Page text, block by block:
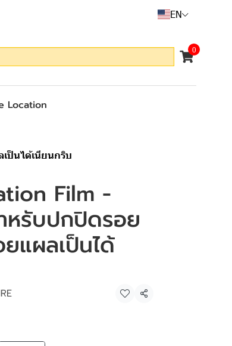
EN
0
Location
ป็นได้เนียนกริบ
Film -
หรับปกปิดรอย
แผลเป็นได้
Share